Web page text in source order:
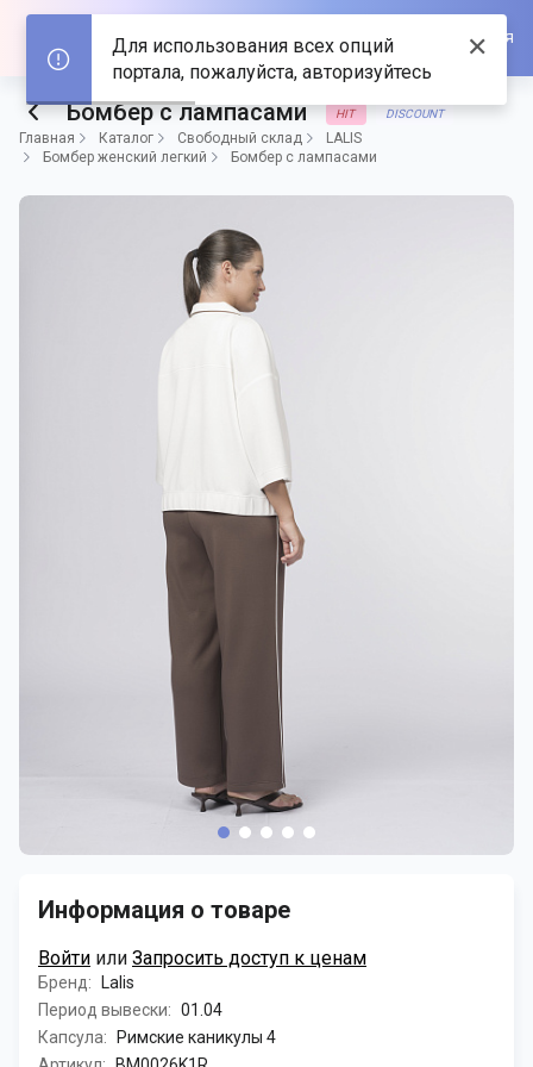
Войти/Зарегистрироваться
Бомбер с лампасами HIT DISCOUNT
Главная Каталог Свободный склад
LALIS
Бомбер женский легкий
Бомбер с лампасами
Информация о товаре
Войти или Запросить доступ к ценам
Бренд:
Lalis
Период вывески: 01.04
Капсула:
Римские каникулы 4
Для использования всех опций
портала, пожалуйста, авторизуйтесь
✕